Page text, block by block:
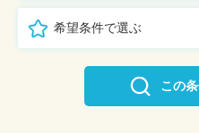
希望条件で選ぶ
この